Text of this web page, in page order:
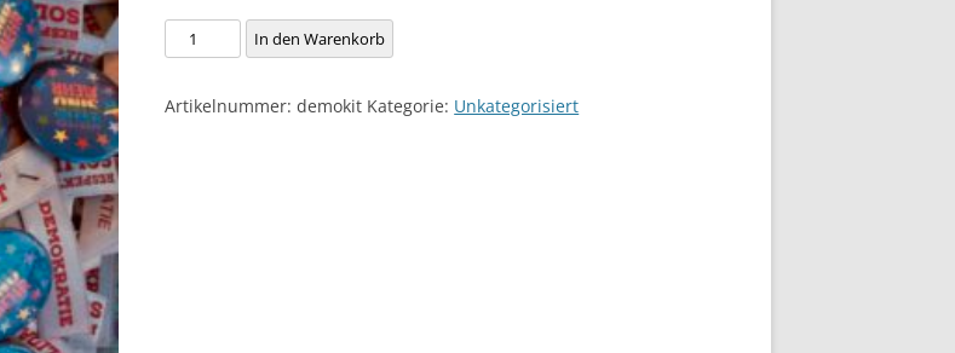
Das
Demo
Menge
In den Warenkorb
Artikelnummer:demokit Kategorie: Unkategorisiert